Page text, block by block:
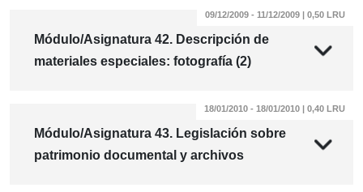
Módulo/Asignatura 42. Descripción de
materiales especiales: fotografía (2)
09/12/2009 - 11/12/2009 | 0,50 LRU
Módulo/Asignatura 43. Legislación sobre
patrimonio documental y archivos
18/01/2010 - 18/01/2010 | 0,40 LRU